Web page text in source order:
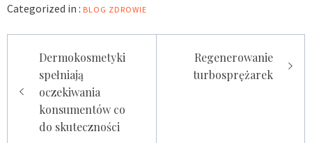
Categorized in : BLOG ZDROWIE
wpisuDermokosmetyki
spełniają
oczekiwania
konsumentów co
do skuteczności
Regenerowanie
turbosprężarek